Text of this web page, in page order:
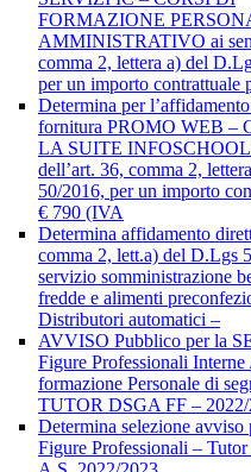
FORMAZIONE
AMMINISTRATIVO ai
comma 2, lettera a) del
per un importo contrattuale
Determina per
fornitura PROMO WEB –
LA SUITE INFOSCHOOL
dell’art. 36, comma 2,
50/2016, per un importo
€ 790 (IVA
Determina affidamento
comma 2, lett.a) del D.Lgs
servizio somministrazione
fredde e alimenti
Distributori automatici –
AVVISO Pubblico per la
Figure Professionali Interne
formazione Personale di
TUTOR DSGA FF – 2022/
Determina selezione avviso
Figure Professionali –